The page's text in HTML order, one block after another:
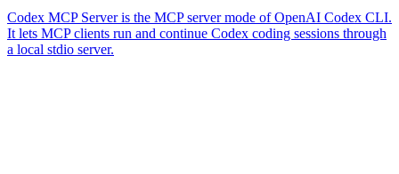
Codex MCP Server is the MCP server mode of OpenAI Codex CLI.
It lets MCP clients run and continue Codex coding sessions through
a local stdio server.